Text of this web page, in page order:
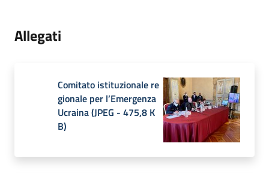
Allegati
Comitato istituzionale re
gionale per l’Emergenza
Ucraina(JPEG - 475,8 K
B)